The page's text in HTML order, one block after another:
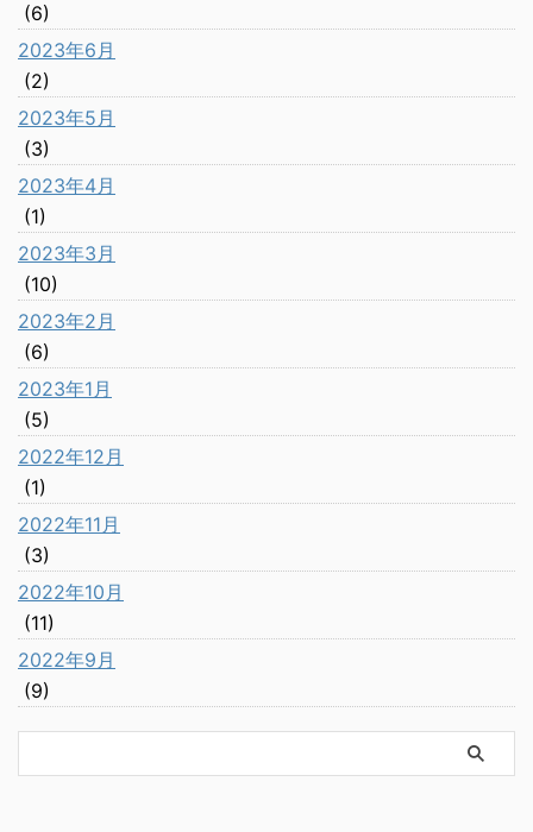
(6)
2023年6月
(2)
2023年5月
(3)
2023年4月
(1)
2023年3月
(10)
2023年2月
(6)
2023年1月
(5)
2022年12月
(1)
2022年11月
(3)
2022年10月
(11)
2022年9月
(9)